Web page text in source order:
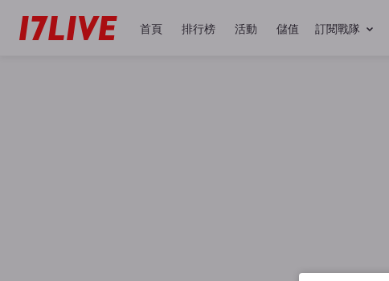
首頁 排行榜 活動 儲值 訂閱戰隊